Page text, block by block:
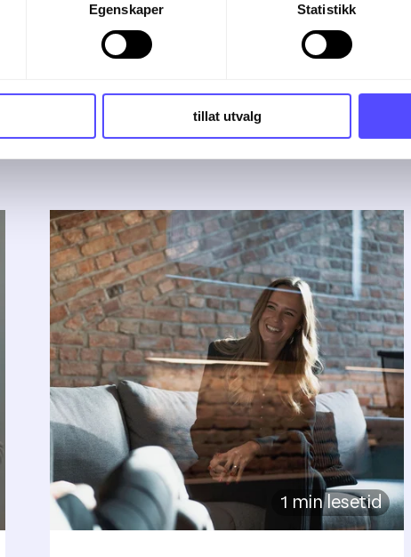
Egenskaper Statistikk
tillat utvalg
1 min lesetid